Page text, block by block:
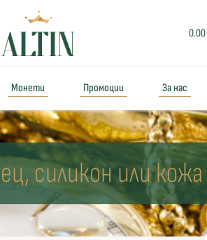
Монети Промоции За нас
силикон или кожа